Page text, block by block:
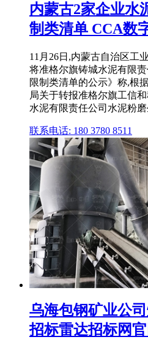
内蒙古2家企业水
制类清单 CCA数
11月26日,内蒙古自治区工
将准格尔旗铸城水泥有限
限制类清单的公示》称,根
局关于转报准格尔旗工信
水泥有限责任公司水泥粉
联系电话: 180 3780 8511
乌海包钢矿业公
招标雷达招标网